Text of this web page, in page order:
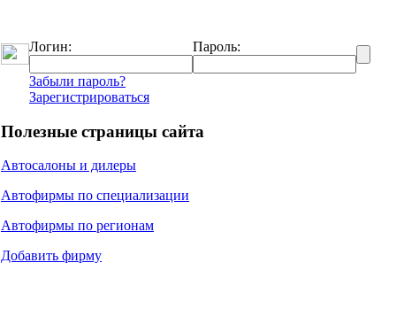
Логин: Пароль:
Забыли пароль?
Зарегистрироваться
Полезные страницы сайта
Автосалоны и дилеры
Автофирмы по специализации
Автофирмы по регионам
Добавить фирму